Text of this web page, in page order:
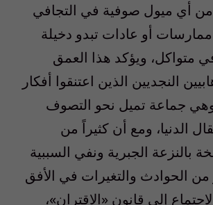
من أي ميول صوفية في التجافي
أو عادات تبدو دخيلة
متواكل، ويؤكد هذا العمق
النجديين الذين اعتنقوا أفكار
وهي جماعة تميل نحو التصوف
الدنيا، ومع أن كثيراً من
الجبرية ونفي السببية
الحوادث والتغيرات في الأفق
إلى قانون «الاقتران»،